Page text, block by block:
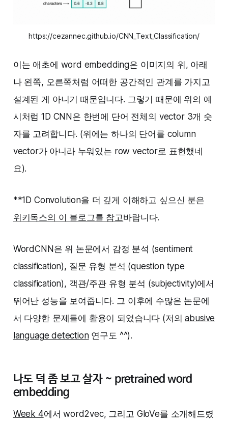
https://cezannec.github.io/CNN_Text_Classification/
이는 애초에 word embedding은 이미지의 위, 아래
나 왼쪽, 오른쪽처럼 어떠한 공간적인 관계를 가지고
설계된 게 아니기 때문입니다. 그렇기 때문에 위의 예
시처럼 1D CNN은 한번에 단어 전체의 vector 3개 숫
자를 고려합니다. (위에는 하나의 단어를 column
vector가 아니라 누워있는 row vector로 표현했네
요).
**1D Convolution을 더 깊게 이해하고 싶으신 분은
위키독스의 이 블로그를 참고바랍니다.
WordCNN은 위 논문에서 감정 분석 (sentiment
classification), 질문 유형 분석 (question type
classification), 객관/주관 유형 분석 (subjectivity)에서
뛰어난 성능을 보여줍니다. 그 이후에 수많은 논문에
서 다양한 문제들에 활용이 되었습니다 (저의abusive
language detection연구도 ^^).
나도 덕 좀 보고 살자 ~ pretrained word
embedding
Week 4에서 word2vec, 그리고 GloVe를 소개해드렸